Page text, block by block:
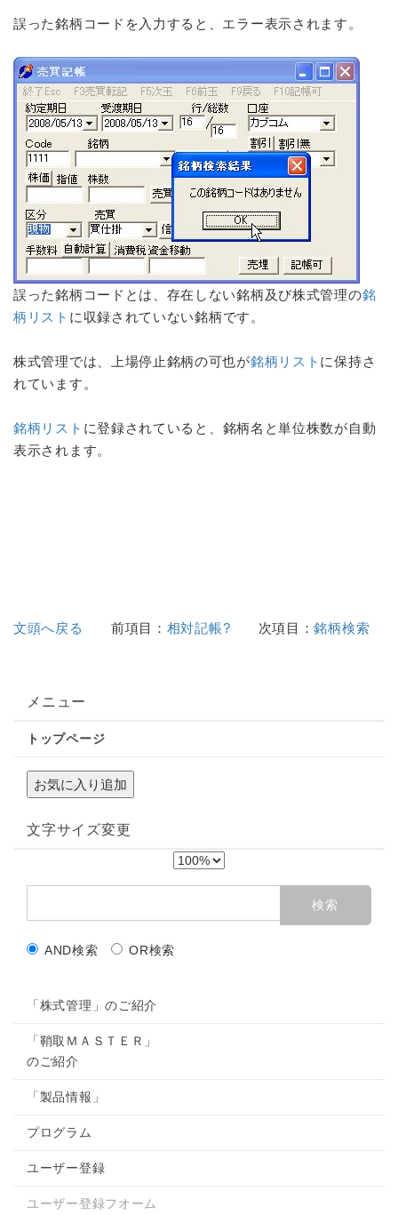
誤った銘柄コードを入力すると、エラー表示されます。
誤った銘柄コードとは、存在しない銘柄及び株式管理の銘
柄リスト に収録されていない銘柄です。
株式管理では、上場停止銘柄の可也が銘柄リスト に保持さ
れています。
銘柄リスト に登録されていると、 銘柄名 と単位株数が自動
表示されます。
文頭へ戻る 前項目： 相対記帳? 次項目：銘柄検索
メニュー
トップページ
文字サイズ変更
AND検索 OR検索
「株式管理」のご紹介
「鞘取ＭＡＳＴＥＲ」
のご紹介
「製品情報」
プログラム
ユーザー登録
ユーザー登録フオーム